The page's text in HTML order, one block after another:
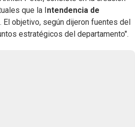
que la I ntendencia de
objetivo, según dijeron fuentes del
estratégicos del departamento".